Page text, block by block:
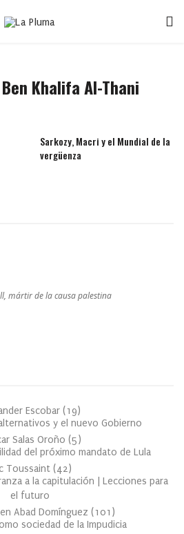
Khalifa Al-Thani
Sarkozy, Macri y el Mundial de la
vergüenza
mártir de la causa palestina
Escobar (19)
y el nuevo Gobierno
Salas Oroño (5)
del próximo mandato de Lula
Toussaint (42)
a la capitulación | Lecciones para
el futuro
Abad Domínguez (101 )
sociedad de la Impudicia